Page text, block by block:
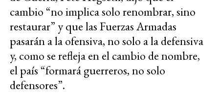
cambio “no implica solo renombrar, sino
restaurar” y que las Fuerzas Armadas
pasarán a la ofensiva, no solo a la defensiva
y, como se refleja en el cambio de nombre,
el país “formará guerreros, no solo
defensores”.